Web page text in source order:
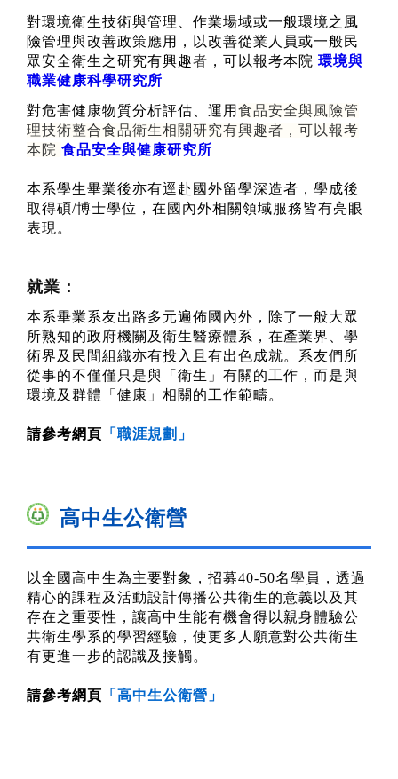
對環境衛生技術與管理、作業場域或一般環境之風
險管理與改善政策應用，以改善從業人員或一般民
眾安全衛生之研究有興趣者 ，可以報考本院 環境與
職業健康科學研究所
對危害健康物質分析評估、運用 食品安全與風險管
理技術整合食品衛生相關研究有興趣者，可以報考
本院 食品安全與健康研究所
本系學生畢業後亦有逕赴國外留學深造者，學成後
取得碩/博士學位，在國內外相關領域服務皆有亮眼
表現。
就業：
本系畢業系友出路多元遍佈國內外，除了一般大眾
所熟知的政府機關及衛生醫療體系，在產業界、學
術界及民間組織亦有投入且有出色成就。 系友們所
從事的不僅僅只是與 「 衛生 」有關的工作，而是與
環境及群體「健康」相關的工作範疇。
請參考網頁 「 職涯規劃 」
高中生公衛營
以全國高中生為主要對象，招募40-50名學員，透過
精心的課程及活動設計傳播公共衛生的意義以及其
存在之重要性，讓高中生能有機會得以親身體驗公
共衛生學系的學習經驗，使更多人願意對公共衛生
有更進一步的認識及接觸。
請參考網頁 「 高中生公衛營 」